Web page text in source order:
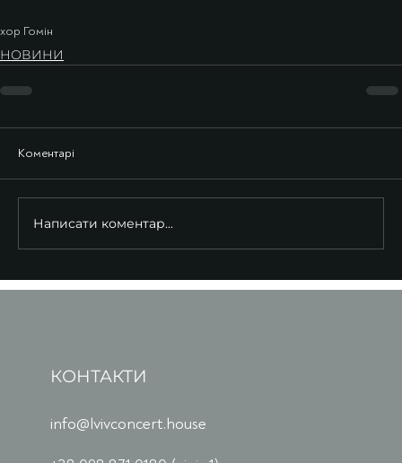
хор Гомін
НОВИНИ
Коментарі
Написати коментар...
КОНТАКТИ
info@lvivconcert.house